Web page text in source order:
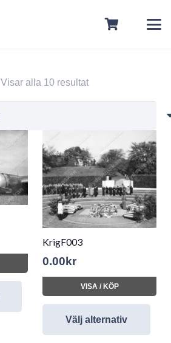
Visar alla 10 resultat
KrigF003
0.00kr
VISA / KÖP
Välj alternativ